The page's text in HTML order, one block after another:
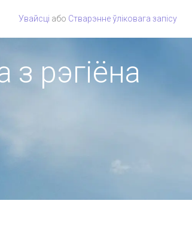
Увайсці або Стварэнне ўліковага запісу
з рэгіёна